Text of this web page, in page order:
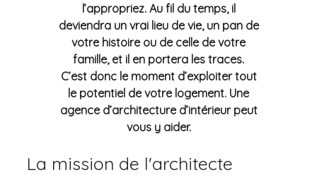
l’appropriez. Au fil du temps, il
deviendra un vrai lieu de vie, un pan de
votre histoire ou de celle de votre
famille, et il en portera les traces.
C’est donc le moment d’exploiter tout
le potentiel de votre logement. Une
agence d’architecture d’intérieur peut
vous y aider.
La mission de l'architecte